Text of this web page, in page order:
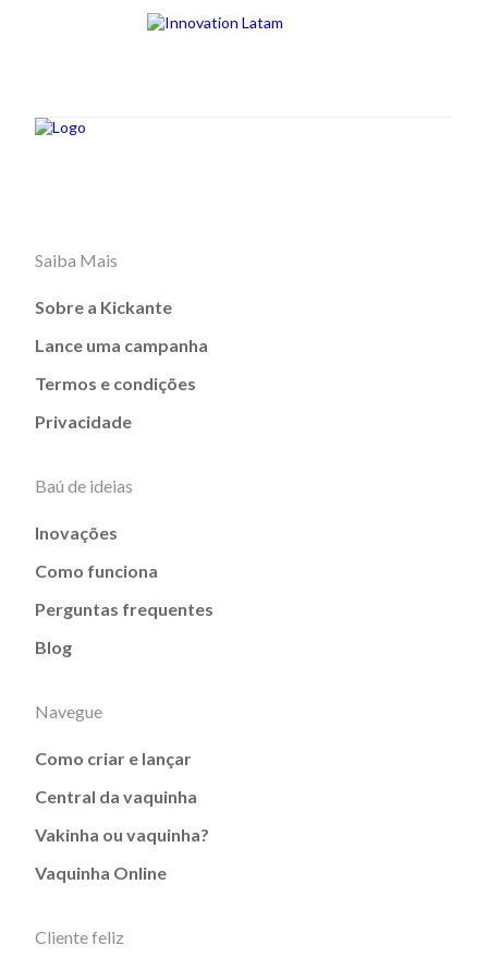
Saiba Mais
Sobre a Kickante
Lance uma campanha
Termos e condições
Privacidade
Baú de ideias
Inovações
Como funciona
Perguntas frequentes
Blog
Navegue
Como criar e lançar
Central da vaquinha
Vakinha ou vaquinha?
Vaquinha Online
Cliente feliz